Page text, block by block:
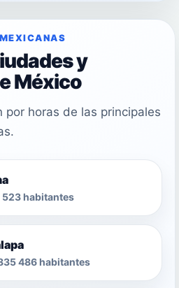
y
México
por horas de las principales
523 habitantes
486 habitantes